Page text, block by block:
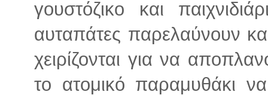
γουστόζικο και
αυταπάτες παρελαύνουν και
χειρίζονται για να
το ατομικό παραμυθάκι